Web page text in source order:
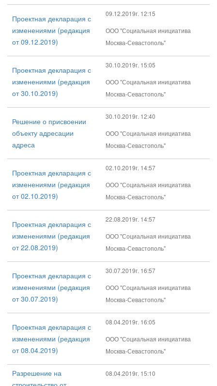
Проектная декларация с
изменениями (редакция
от 09.12.2019)
09.12.2019г. 12:15
ООО "Социальная инициатива
Москва-Севастополь"
Проектная декларация с
изменениями (редакция
от 30.10.2019)
30.10.2019г. 15:05
ООО "Социальная инициатива
Москва-Севастополь"
Решение о присвоении
объекту адресации
адреса
30.10.2019г. 12:40
ООО "Социальная инициатива
Москва-Севастополь"
Проектная декларация с
изменениями (редакция
от 02.10.2019)
02.10.2019г. 14:57
ООО "Социальная инициатива
Москва-Севастополь"
Проектная декларация с
изменениями (редакция
от 22.08.2019)
22.08.2019г. 14:57
ООО "Социальная инициатива
Москва-Севастополь"
Проектная декларация с
изменениями (редакция
от 30.07.2019)
30.07.2019г. 16:57
ООО "Социальная инициатива
Москва-Севастополь"
Проектная декларация с
изменениями (редакция
от 08.04.2019)
08.04.2019г. 16:05
ООО "Социальная инициатива
Москва-Севастополь"
Разрешение на
08.04.2019г. 15:10